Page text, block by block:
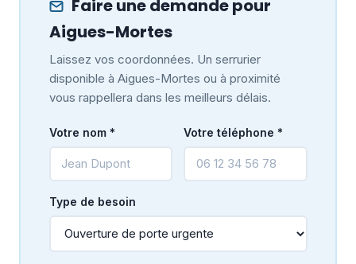
Faire une demande pour
Aigues-Mortes
Laissez vos coordonnées. Un serrurier
disponible à Aigues-Mortes ou à proximité
vous rappellera dans les meilleurs délais.
Votre nom * Votre téléphone *
Type de besoin